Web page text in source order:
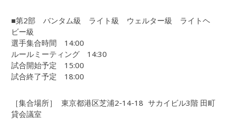
■第2部 バンタム級 ライト級 ウェルター級 ライトヘ
ビー級
選手集合時間 14:00
ルールミーティング 14:30
試合開始予定 15:00
試合終了予定 18:00
［集合場所］ 東京都港区芝浦2-14-18 サカイビル3階 田町
貸会議室